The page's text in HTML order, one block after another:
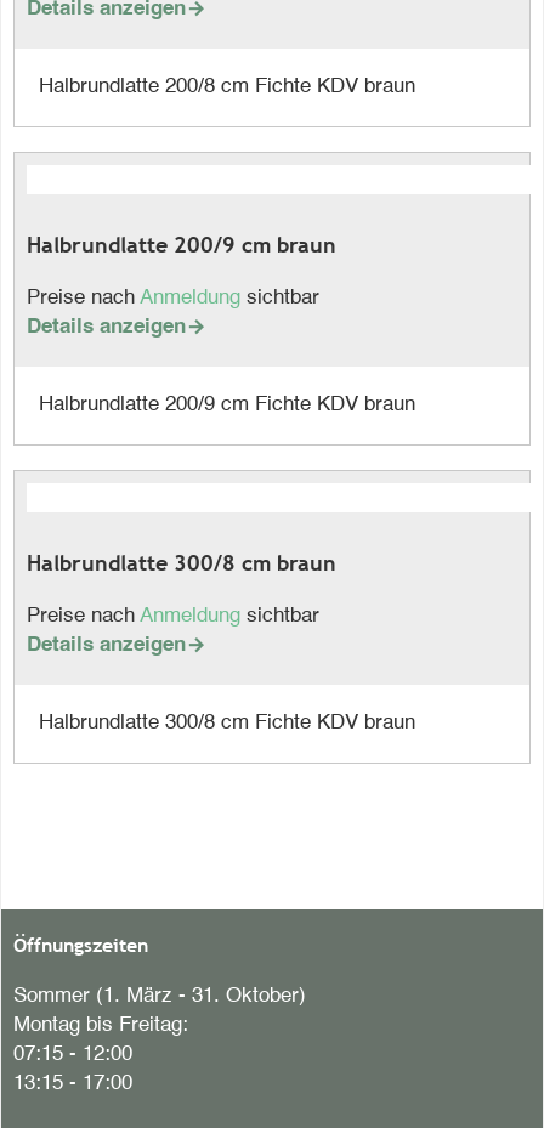
Details anzeigen
Halbrundlatte 200/8 cm Fichte KDV braun
Halbrundlatte 200/9 cm braun
Preise nach Anmeldung sichtbar
Details anzeigen
Halbrundlatte 200/9 cm Fichte KDV braun
Halbrundlatte 300/8 cm braun
Preise nach Anmeldung sichtbar
Details anzeigen
Halbrundlatte 300/8 cm Fichte KDV braun
Öffnungszeiten
Sommer (1. März - 31. Oktober)
Montag bis Freitag:
07:15 - 12:00
13:15 - 17:00